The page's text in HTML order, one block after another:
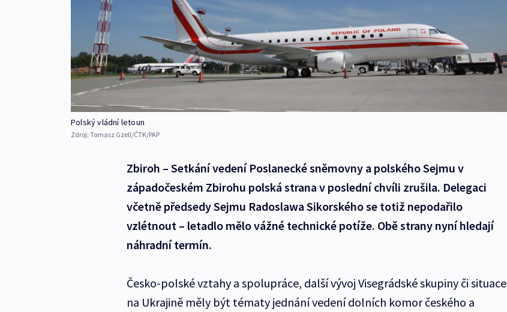
Polský vládní letoun
Zdroj: Tomasz Gzell/ČTK/PAP
Zbiroh – Setkání vedení Poslanecké sněmovny a polského Sejmu v
západočeském Zbirohu polská strana v poslední chvíli zrušila. Delegaci
včetně předsedy Sejmu Radoslawa Sikorského se totiž nepodařilo
vzlétnout – letadlo mělo vážné technické potíže. Obě strany nyní hledají
náhradní termín.
Česko-polské vztahy a spolupráce, další vývoj Visegrádské skupiny či situace
na Ukrajině měly být tématy jednání vedení dolních komor českého a